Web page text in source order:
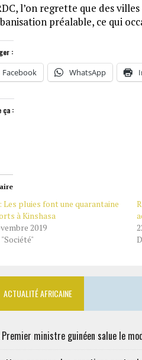
l’on regrette que des
préalable, ce qui
:
Facebook WhatsApp
ça :
Les pluies font une quarantaine
à Kinshasa
2019
ACTUALITÉ AFRICAINE
Premier ministre guinéen salue le